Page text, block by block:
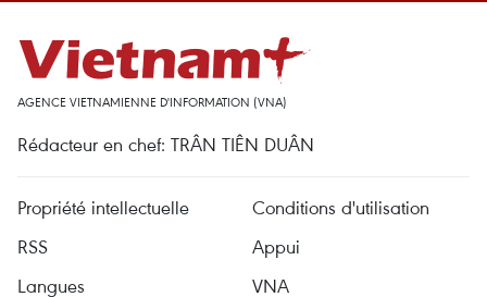
AGENCE VIETNAMIENNE D'INFORMATION (VNA)
Rédacteur en chef: TRÂN TIÊN DUÂN
Propriété intellectuelle
Conditions d'utilisation
RSS
Appui
Langues
VNA